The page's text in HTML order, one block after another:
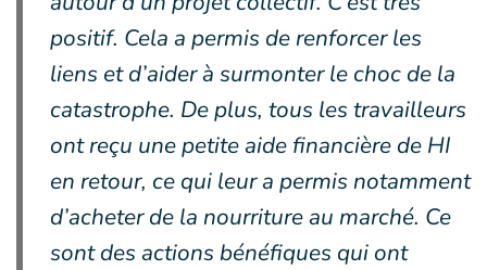
positif. Cela a permis de renforcer les
liens et d’aider à surmonter le choc de la
catastrophe. De plus, tous les travailleurs
ont reçu une petite aide financière de HI
en retour, ce qui leur a permis notamment
d’acheter de la nourriture au marché. Ce
sont des actions bénéfiques qui ont